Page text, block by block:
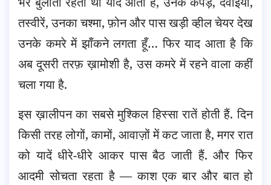
तस्वीरें, उनका चश्मा, फ़ोन और पास खड़ी व्हील चेयर देख
उनके कमरे में झाँकने लगता हूँ… फिर याद आता है कि
अब दूसरी तरफ़ ख़ामोशी है, उस कमरे में रहने वाला कहीं
चला गया है.
इस ख़ालीपन का सबसे मुश्किल हिस्सा रातें होती हैं. दिन
किसी तरह लोगों, कामों, आवाज़ों में कट जाता है, मगर रात
को यादें धीरे-धीरे आकर पास बैठ जाती हैं. और फिर
आदमी सोचता रहता है — काश एक बार और बात हो